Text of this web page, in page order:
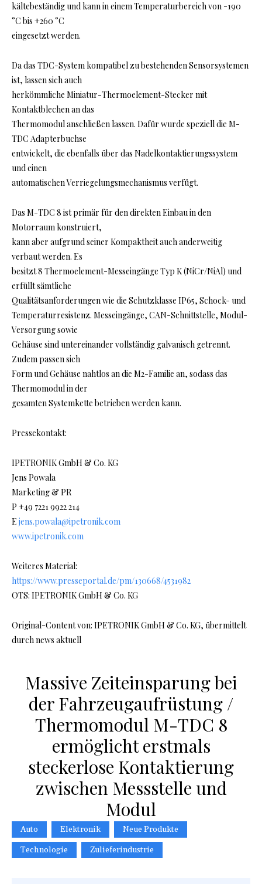
kältebeständig und kann in einem Temperaturbereich von -190
°C bis +260 °C
eingesetzt werden.
Da das TDC-System kompatibel zu bestehenden Sensorsystemen
ist, lassen sich auch
herkömmliche Miniatur-Thermoelement-Stecker mit
Kontaktblechen an das
Thermomodul anschließen lassen. Dafür wurde speziell die M-
TDC Adapterbuchse
entwickelt, die ebenfalls über das Nadelkontaktierungssystem
und einen
automatischen Verriegelungsmechanismus verfügt.
Das M-TDC 8 ist primär für den direkten Einbau in den
Motorraum konstruiert,
kann aber aufgrund seiner Kompaktheit auch anderweitig
verbaut werden. Es
besitzt 8 Thermoelement-Messeingänge Typ K (NiCr/NiAl) und
erfüllt sämtliche
Qualitätsanforderungen wie die Schutzklasse IP65, Schock- und
Temperaturresistenz. Messeingänge, CAN-Schnittstelle, Modul-
Versorgung sowie
Gehäuse sind untereinander vollständig galvanisch getrennt.
Zudem passen sich
Form und Gehäuse nahtlos an die M2-Familie an, sodass das
Thermomodul in der
gesamten Systemkette betrieben werden kann.
Pressekontakt:
IPETRONIK GmbH & Co. KG
Jens Powala
Marketing & PR
P +49 7221 9922 214
E jens.powala@ipetronik.com
www.ipetronik.com
Weiteres Material:
https://www.presseportal.de/pm/130668/4531982
OTS: IPETRONIK GmbH & Co. KG
Original-Content von: IPETRONIK GmbH & Co. KG, übermittelt
durch news aktuell
Massive Zeiteinsparung bei
der Fahrzeugaufrüstung /
Thermomodul M-TDC 8
ermöglicht erstmals
steckerlose Kontaktierung
zwischen Messstelle und
Modul
Auto Elektronik
Neue Produkte
Technologie
Zulieferindustrie